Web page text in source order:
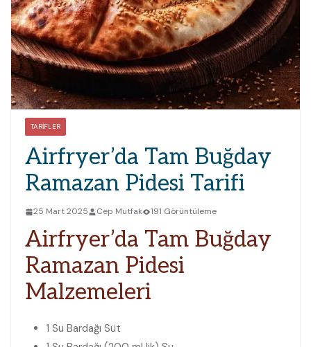
TARIFLER
Airfryer’da Tam Buğday
Ramazan Pidesi Tarifi
25 Mart 2025 Cep Mutfak 191 Görüntüleme
Airfryer’da Tam Buğday
Ramazan Pidesi
Malzemeleri
1 Su Bardağı Süt